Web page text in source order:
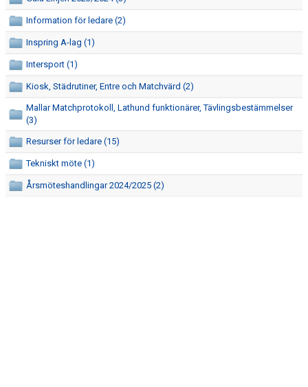
VÅRA LAG
MATCHER
Information för ledare (2)
Inspring A-lag (1)
Intersport (1)
Kiosk, Städrutiner, Entre och Matchvärd (2)
Mallar Matchprotokoll, Lathund funktionärer, Tävlingsbestämmelser
(3)
Resurser för ledare (15)
Tekniskt möte (1)
Årsmöteshandlingar 2024/2025 (2)